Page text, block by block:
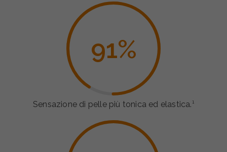
91%
Sensazione di pelle più tonica ed elastica.¹